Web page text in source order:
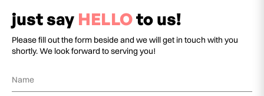
just say HELLOto us!
Please fill out the form beside and we will get in touch with you
shortly. We look forward to serving you!